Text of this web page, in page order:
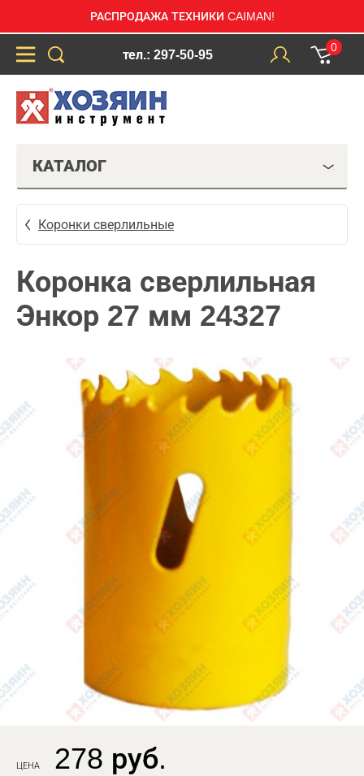
РАСПРОДАЖА ТЕХНИКИ CAIMAN!
тел.: 297-50-95
0
КАТАЛОГ
Коронки сверлильные
Коронка сверлильная
Энкор 27 мм 24327
ЦЕНА 278 руб.